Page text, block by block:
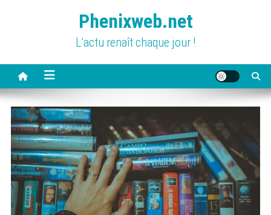
Phenixweb.net
L’actu renaît chaque jour !